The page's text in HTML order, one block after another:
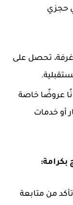
في حجزي
تحصل على
عروضًا خاصة
أو خدمات
بكرامة:
من متابعة